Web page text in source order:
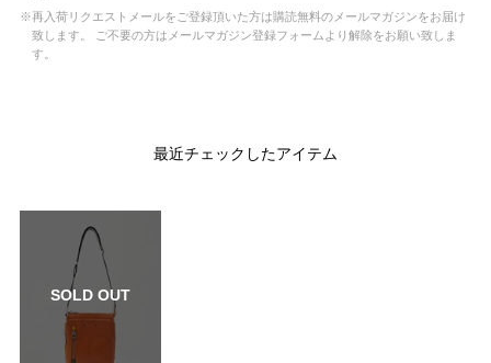
※再入荷リクエストメールをご登録頂いた方は購読無料のメールマガジンをお届け
致します。 ご不要の方はメールマガジン登録フォームより解除をお願い致しま
す。
最近チェックしたアイテム
SOLD OUT